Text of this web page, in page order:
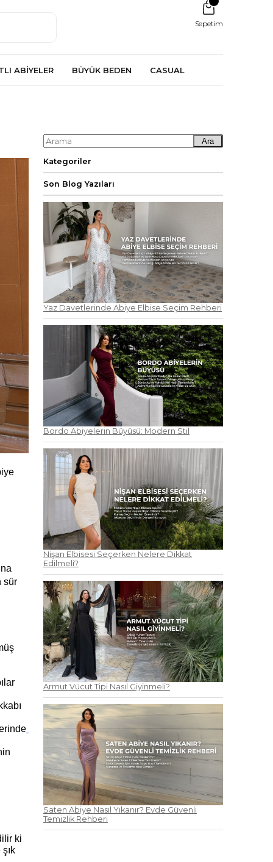
Sepetim
ABİYELER BÜYÜK BEDEN CASUAL
sür
ki
Ara
Kategoriler
Son Blog Yazıları
Yaz Davetlerinde Abiye Elbise Seçim Rehberi
Bordo Abiyelerin Büyüsü: Modern Stil
Nişan Elbisesi Seçerken Nelere Dikkat
Edilmeli?
Armut Vücut Tipi Nasıl Giyinmeli?
Saten Abiye Nasıl Yıkanır? Evde Güvenli
Temizlik Rehberi